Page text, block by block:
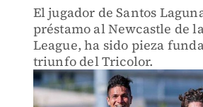
El jugador de Santos
préstamo al Newcastle de
League, ha sido pieza
triunfo del Tricolor.